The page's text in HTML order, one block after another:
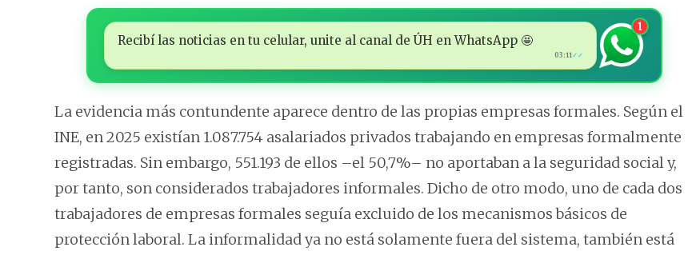
Recibí las noticias en tu celular, unite al canal de ÚH en WhatsApp 🤩
03:11✓✓
1
La evidencia más contundente aparece dentro de las propias empresas formales. Según el
INE, en 2025 existían 1.087.754 asalariados privados trabajando en empresas formalmente
registradas. Sin embargo, 551.193 de ellos –el 50,7%– no aportaban a la seguridad social y,
por tanto, son considerados trabajadores informales. Dicho de otro modo, uno de cada dos
trabajadores de empresas formales seguía excluido de los mecanismos básicos de
protección laboral. La informalidad ya no está solamente fuera del sistema, también está